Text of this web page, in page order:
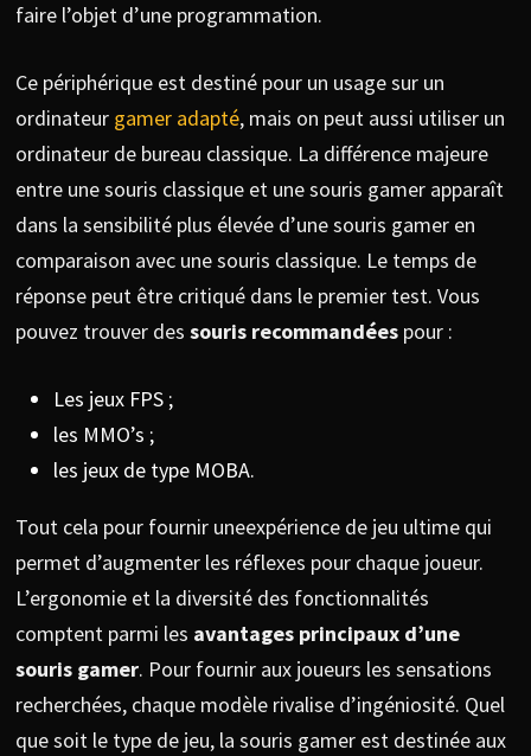
faire l’objet d’une programmation.
Ce périphérique est destiné pour un usage sur un
ordinateur gamer adapté, mais on peut aussi utiliser un
ordinateur de bureau classique. La différence majeure
entre une souris classique et une souris gamer apparaît
dans la sensibilité plus élevée d’une souris gamer en
comparaison avec une souris classique. Le temps de
réponse peut être critiqué dans le premier test. Vous
pouvez trouver des souris recommandées pour :
Les jeux FPS ;
les MMO’s ;
les jeux de type MOBA.
Tout cela pour fournir uneexpérience de jeu ultime qui
permet d’augmenter les réflexes pour chaque joueur.
L’ergonomie et la diversité des fonctionnalités
comptent parmi les avantages principaux d’une
souris gamer. Pour fournir aux joueurs les sensations
recherchées, chaque modèle rivalise d’ingéniosité. Quel
que soit le type de jeu, la souris gamer est destinée aux